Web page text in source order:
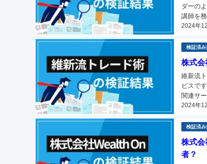
2024年
ダーの
講師を務めている
成果を
検証済み
株式会
2024年
維新流
ビスで
関連サ
検証済み
株式会
者？